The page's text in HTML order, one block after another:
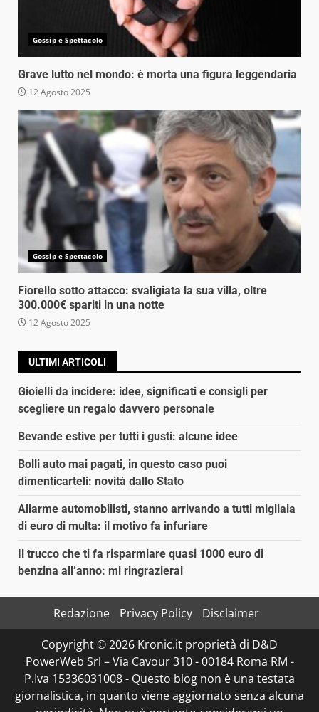
Gossip e Spettacolo
Grave lutto nel mondo: è morta una figura leggendaria
12 Agosto 2025
Gossip e Spettacolo
Fiorello sotto attacco: svaligiata la sua villa, oltre
300.000€ spariti in una notte
12 Agosto 2025
ULTIMI ARTICOLI
Gioielli da incidere: idee, significati e consigli per
scegliere un regalo davvero personale
Bevande estive per tutti i gusti: alcune idee
Bolli auto mai pagati, in questo caso puoi
dimenticarteli: novità dallo Stato
Allarme automobilisti, stanno arrivando a tutti migliaia
di euro di multa: il motivo fa infuriare
Il trucco che ti fa risparmiare quasi 1000 euro di
benzina all’anno: mi ringrazierai
Redazione Privacy Policy
Disclaimer
Copyright © 2026 Kronic.it proprietà di D&D
PowerWeb Srl – Via Cavour 310 - 00184 Roma RM -
P.Iva 15336031008 - Questo blog non è una testata
giornalistica, in quanto viene aggiornato senza alcuna